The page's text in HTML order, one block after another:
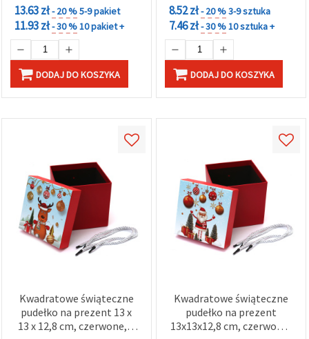
13.63 zł- 20 %5-9 pakiet
11.93 zł- 30 %10 pakiet +
DODAJ DO KOSZYKA
8.52 zł- 20 %3-9 sztuka
7.46 zł- 30 %10 sztuka +
DODAJ DO KOSZYKA
Kwadratowe świąteczne
pudełko na prezent 13 x
13 x 12,8 cm, czerwone, z
Kwadratowe świąteczne
pudełko na prezent
13x13x12,8 cm, czerwone,